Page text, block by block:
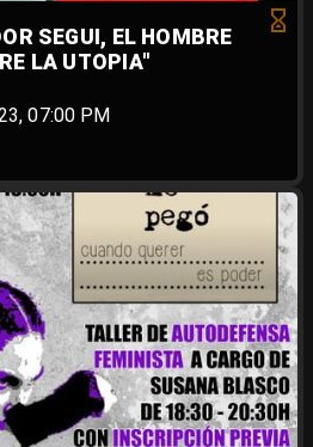
SEGUI, EL HOMBRE
LA UTOPIA"
07:00 PM